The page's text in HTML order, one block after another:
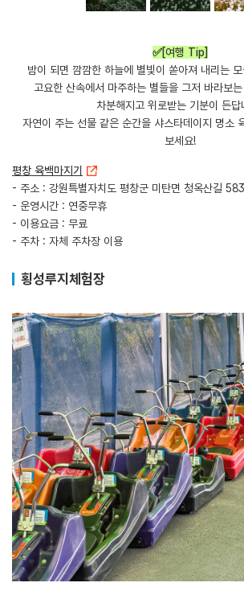
✅[여행 Tip]
밤이 되면 깜깜한 하늘에 별빛이 쏟아져 내리는
고요한 산속에서 마주하는 별들을 그저 바라보는
차분해지고 위로받는 기분이 든답
자연이 주는 선물 같은 순간을 샤스타데이지 명소
보세요!
평창 육백마지기
- 주소 : 강원특별자치도 평창군 미탄면 청옥산길
- 운영시간 : 연중무휴
- 이용요금 : 무료
- 주차 : 자체 주차장 이용
횡성루지체험장